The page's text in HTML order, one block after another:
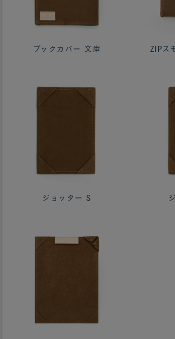
ブックカバー 文庫 ZIPス
ジョッター S